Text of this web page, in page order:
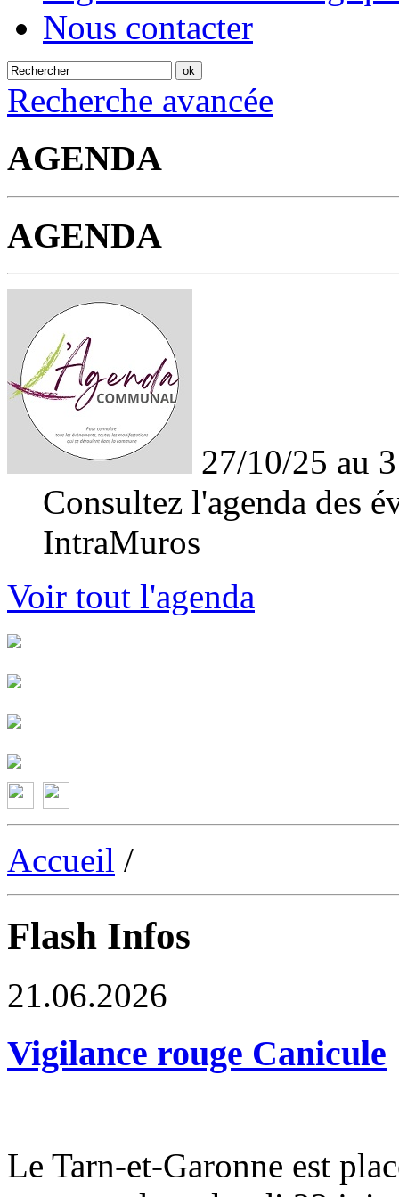
Nous contacter
Recherche avancée
AGENDA
AGENDA
27/10/25 au
Consultez l'agenda des
IntraMuros
Voir tout l'agenda
Accueil /
Flash Infos
21.06.2026
Vigilance rouge Canicule
Le Tarn-et-Garonne est